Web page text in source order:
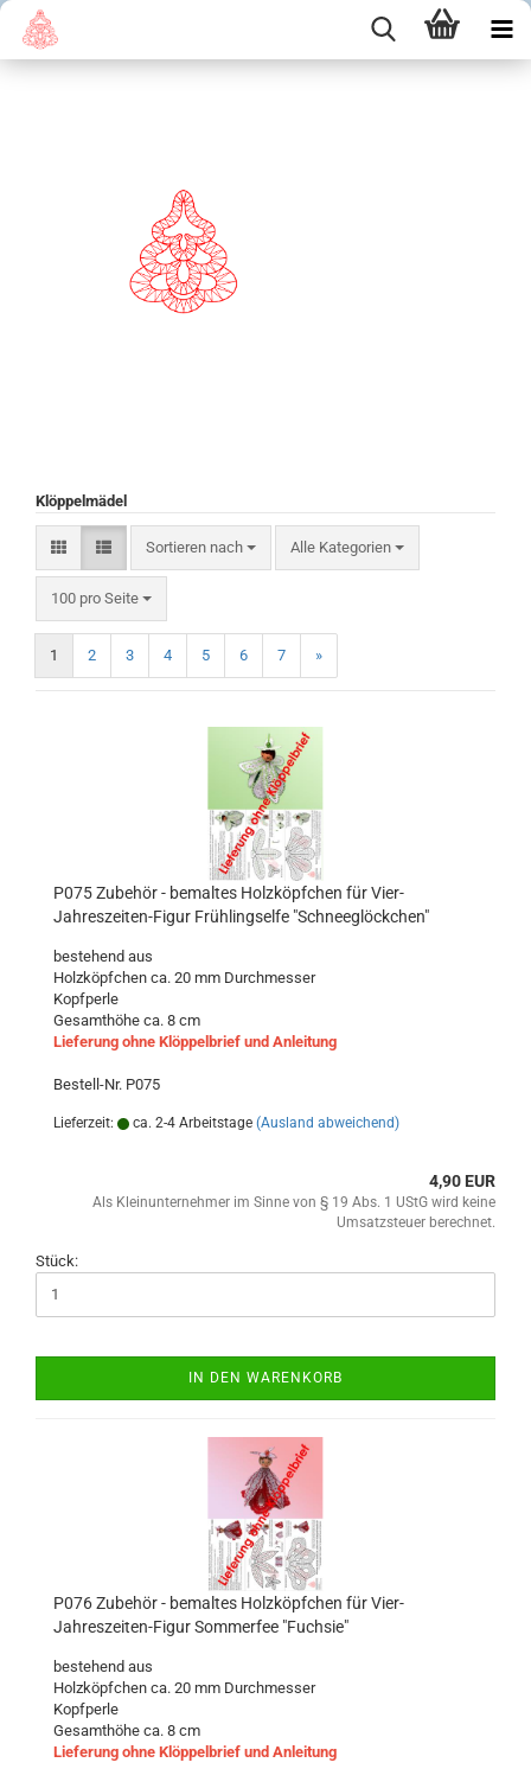
Klöppelmädel
Sortieren nach
Sortieren nach Alle Kategorien
100 pro Seite
pro Seite
1 2 3 4 5 6 7 »
P075 Zubehör - bemaltes Holzköpfchen für Vier-
Jahreszeiten-Figur Frühlingselfe "Schneeglöckchen"
bestehend aus
Holzköpfchen ca. 20 mm Durchmesser
Kopfperle
Gesamthöhe ca. 8 cm
Lieferung ohne Klöppelbrief und Anleitung
Bestell-Nr. P075
Lieferzeit: ca. 2-4 Arbeitstage (Ausland abweichend)
4,90 EUR
Als Kleinunternehmer im Sinne von § 19 Abs. 1 UStG wird keine
Umsatzsteuer berechnet.
Stück:
IN DEN WARENKORB
P076 Zubehör - bemaltes Holzköpfchen für Vier-
Jahreszeiten-Figur Sommerfee "Fuchsie"
bestehend aus
Holzköpfchen ca. 20 mm Durchmesser
Kopfperle
Gesamthöhe ca. 8 cm
Lieferung ohne Klöppelbrief und Anleitung